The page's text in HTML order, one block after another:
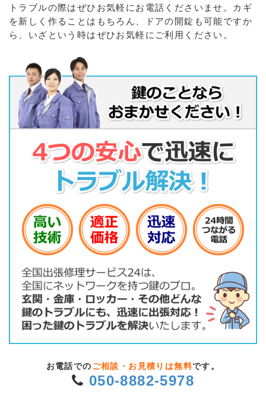
トラブルの際はぜひお気軽にお電話くださいませ。カギ
を新しく作ることはもちろん、ドアの開錠も可能ですか
ら、いざという時はぜひお気軽にご利用ください。
お電話での ご相談・お見積りは無料です。
050-8882-5978